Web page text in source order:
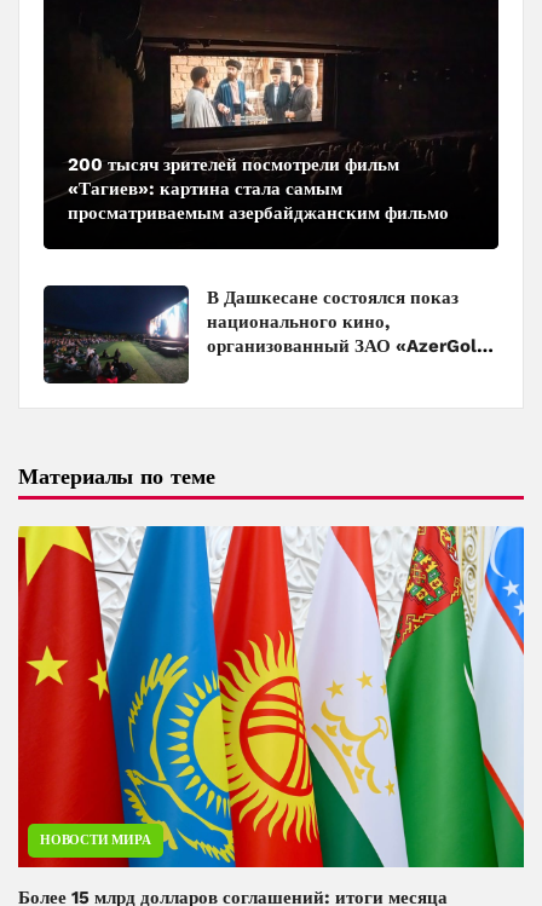
200 тысяч зрителей посмотрели фильм
«Тагиев»: картина стала самым
просматриваемым азербайджанским фильмом
В Дашкесане состоялся показ
национального кино,
организованный ЗАО «AzerGold»
Материалы по теме
НОВОСТИ МИРА
Более 15 млрд долларов соглашений: итоги месяца